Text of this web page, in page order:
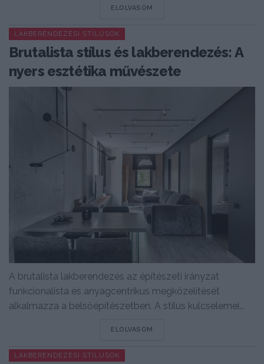
ELOLVASOM
LAKBERENDEZÉSI STÍLUSOK
Brutalista stílus és lakberendezés: A
nyers esztétika művészete
A brutalista lakberendezés az építészeti irányzat
funkcionalista és anyagcentrikus megközelítését
alkalmazza a belsőépítészetben. A stílus kulcselemei...
ELOLVASOM
LAKBERENDEZÉSI STÍLUSOK